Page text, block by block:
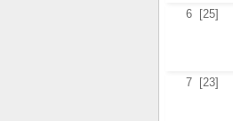
6
[25]
7
[23]